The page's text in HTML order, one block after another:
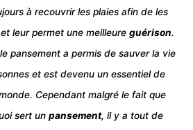
à recouvrir les plaies afin de les
leur permet une meilleure guérison.
pansement a permis de sauver la vie
et est devenu un essentiel de
Cependant malgré le fait que
sert un pansement, il y a tout de